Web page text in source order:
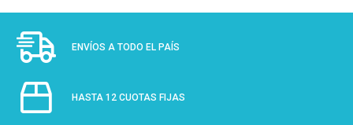
ENVÍOS A TODO EL PAÍS
HASTA 12 CUOTAS FIJAS